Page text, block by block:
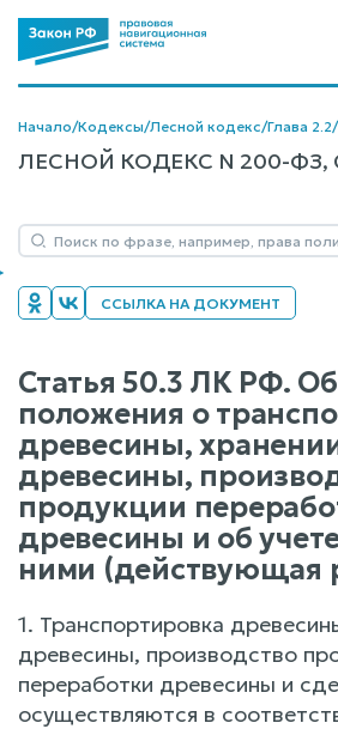
Начало/Кодексы/Лесной кодекс/Глава 2.2/
ЛЕСНОЙ КОДЕКС N 200-ФЗ,
ССЫЛКА НА ДОКУМЕНТ
Статья 50.3 ЛК РФ.
положения о
древесины,
древесины,
продукции
древесины и об
ними (действующая
1. Транспортировка
древесины, производство
переработки древесины и
осуществляются в